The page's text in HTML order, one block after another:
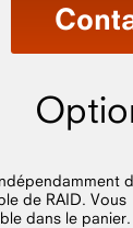
de RAID. Vous
dans le panier.